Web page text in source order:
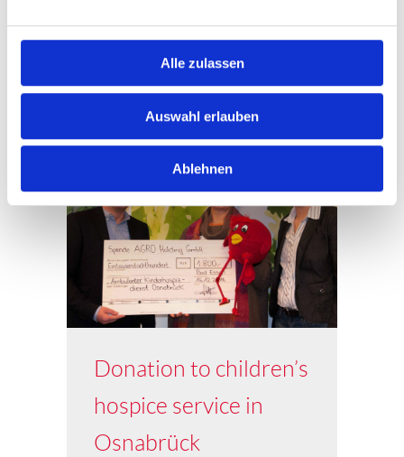
Alle zulassen
Auswahl erlauben
Ablehnen
Donation to children’s
hospice service in
Osnabrück